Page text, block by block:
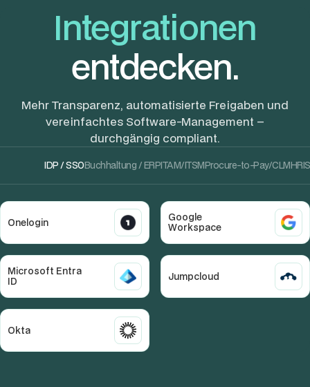
Integrationen
entdecken.
Mehr Transparenz, automatisierte Freigaben und
vereinfachtes Software-Management –
durchgängig compliant.
IDP / SSOBuchhaltung / ERPITAM/ITSMProcure-to-Pay/CLMHRIS
Onelogin
Google
Workspace
Microsoft Entra
ID
Jumpcloud
Okta